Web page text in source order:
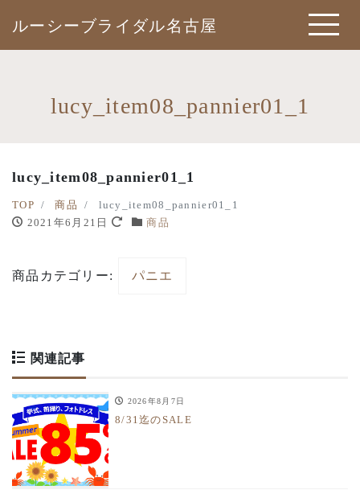
ルーシーブライダル名古屋
lucy_item08_pannier01_1
lucy_item08_pannier01_1
TOP 商品
lucy_item08_pannier01_1
2021年6月21日
商品
商品カテゴリー: パニエ
関連記事
2026年8月7日
8/31迄のSALE